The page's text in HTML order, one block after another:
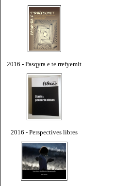
2016 - Pasqyra e te rrefyemit
2016 - Perspectives libres